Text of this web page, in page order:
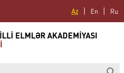
Az En Ru
ELMLƏR AKADEMİYASI